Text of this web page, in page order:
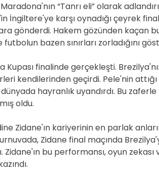
“Tanrı eli” olarak
İngiltere'ye karşı oynadığı çeyrek
gönderdi. Hakem gözünden kaçan
bazen sınırları zorladığını
Kupası finalinde gerçekleşti.
kendilerinden geçirdi. Pele'nin attığı
hayranlık uyandırdı. Bu
oldu.
Zidane'ın kariyerinin en parlak
Zidane final maçında
Zidane'ın bu performansı, oyun zekası